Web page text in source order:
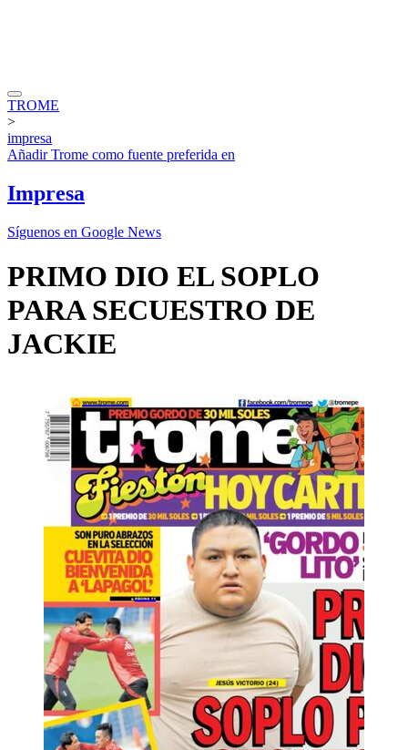
TROME
>
impresa
AñadirTrome como fuente preferida en
Impresa
Síguenos en Google News
PRIMO DIO EL SOPLO
PARA SECUESTRO DE
JACKIE